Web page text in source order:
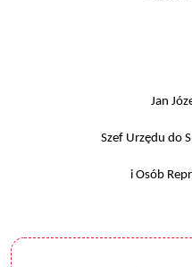
Jan
Szef Urzędu do
i Osób